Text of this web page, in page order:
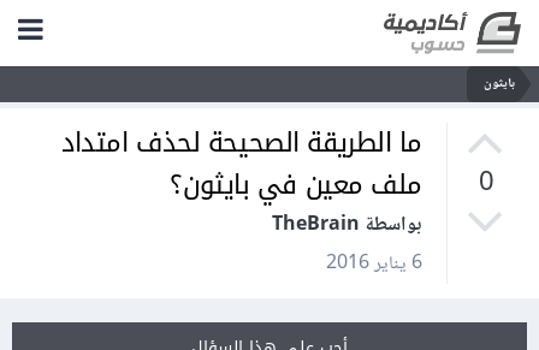
بايثون
0
ما الطريقة الصحيحة لحذف امتداد
ملف معين في بايثون؟
بواسطة TheBrain
6 يناير 2016